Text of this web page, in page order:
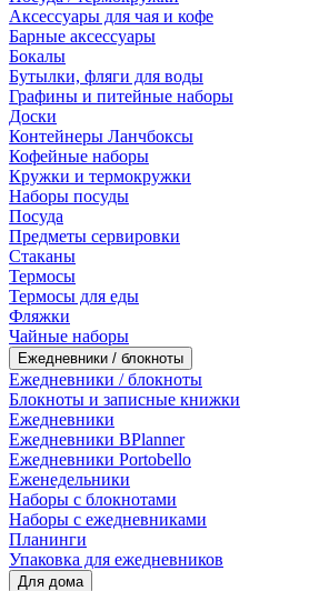
Аксессуары для чая и кофе
Барные аксессуары
Бокалы
Бутылки, фляги для воды
Графины и питейные наборы
Доски
Контейнеры Ланчбоксы
Кофейные наборы
Кружки и термокружки
Наборы посуды
Посуда
Предметы сервировки
Стаканы
Термосы
Термосы для еды
Фляжки
Чайные наборы
Ежедневники / блокноты
Ежедневники / блокноты
Блокноты и записные книжки
Ежедневники
Ежедневники BPlanner
Ежедневники Portobello
Еженедельники
Наборы с блокнотами
Наборы с ежедневниками
Планинги
Упаковка для ежедневников
Для дома